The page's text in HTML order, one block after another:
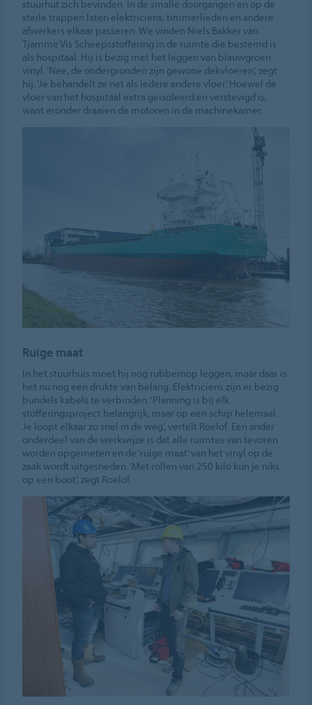
stuurhut zich bevinden. In de smalle doorgangen en op de
steile trappen laten elektriciens, timmerlieden en andere
afwerkers elkaar passeren. We vinden Niels Bakker van
Tjamme Vis Scheepsstoffering in de ruimte die bestemd is
als hospitaal. Hij is bezig met het leggen van blauwgroen
vinyl. ‘Nee, de ondergronden zijn gewone dekvloeren’, zegt
hij. ‘Je behandelt ze net als iedere andere vloer.’ Hoewel de
vloer van het hospitaal extra geïsoleerd en verstevigd is,
want eronder draaien de motoren in de machinekamer.
Ruige maat
In het stuurhuis moet hij nog rubbernop leggen, maar daar is
het nu nog een drukte van belang. Elektriciens zijn er bezig
bundels kabels te verbinden. ‘Planning is bij elk
stofferingsproject belangrijk, maar op een schip helemaal.
Je loopt elkaar zo snel in de weg’, vertelt Roelof. Een ander
onderdeel van de werkwijze is dat alle ruimtes van tevoren
worden opgemeten en de ‘ruige maat’ van het vinyl op de
zaak wordt uitgesneden. ‘Met rollen van 250 kilo kun je niks
op een boot’, zegt Roelof.